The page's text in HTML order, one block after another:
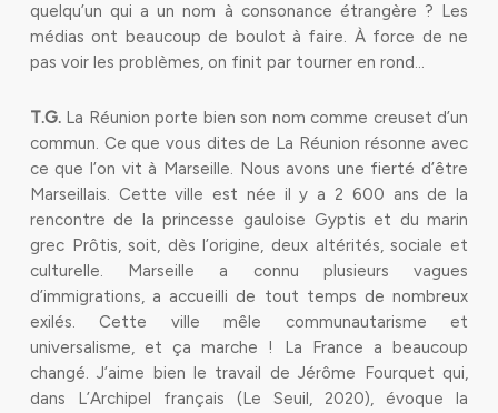
quelqu’un qui a un nom à consonance étrangère ? Les
médias ont beaucoup de boulot à faire. À force de ne
pas voir les problèmes, on finit par tourner en rond…
T.G.La Réunion porte bien son nom comme creuset d’un
commun. Ce que vous dites de La Réunion résonne avec
ce que l’on vit à Marseille. Nous avons une fierté d’être
Marseillais. Cette ville est née il y a 2 600 ans de la
rencontre de la princesse gauloise Gyptis et du marin
grec Prôtis, soit, dès l’origine, deux altérités, sociale et
culturelle. Marseille a connu plusieurs vagues
d’immigrations, a accueilli de tout temps de nombreux
exilés. Cette ville mêle communautarisme et
universalisme, et ça marche ! La France a beaucoup
changé. J’aime bien le travail de Jérôme Fourquet qui,
dans L’Archipel français (Le Seuil, 2020), évoque la